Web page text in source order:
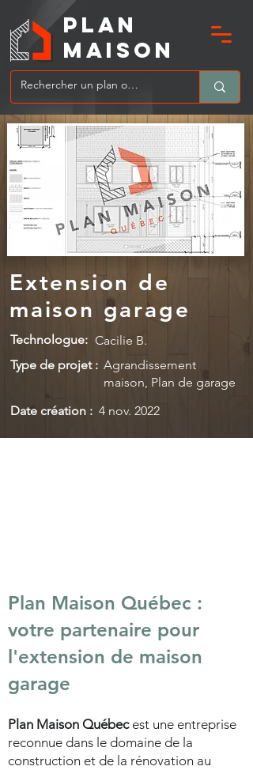
MAIsoN
PLAN
Extension de
maison garage
Technologue: Cacilie B.
Type de projet : Agrandissement
maison, Plan de garage
Date création : 4 nov. 2022
Plan Maison Québec :
votre partenaire pour
l'extension de maison
garage
Plan Maison Québecest une entreprise
reconnue dans le domaine de la
construction et de la rénovation au